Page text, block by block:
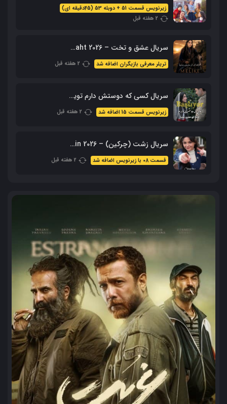
زیرنویس قسمت 51 + دوبله 53 (45دقیقه ای)
2 هفته قبل
سریال عشق و تخت – Ask Ve Taht 2026 – محصول aTV
تریلر معرفی بازیگران اضافه شد 2 هفته قبل
سریال کسی که دوستش دارم تویی – Sevdiğim Sensin با زیرنویس فارسی
زیرنویس قسمت 15 اضافه شد 2 هفته قبل
سریال زشت (چرکین) – Cirkin 2026 با زیرنویس فارسی
قسمت 08 با زیرنویس اضافه شد 2 هفته قبل